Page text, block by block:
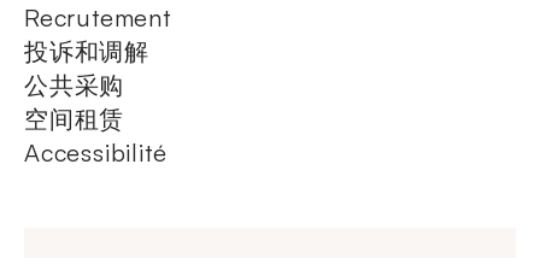
Recrutement
投诉和调解
公共采购
空间租赁
Accessibilité